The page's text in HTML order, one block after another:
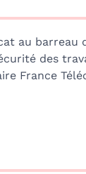
au barreau
des
France